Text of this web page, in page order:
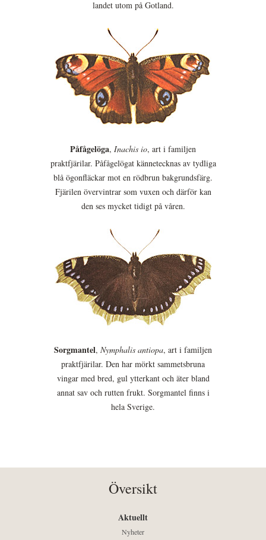
landet utom på Gotland.
Påfågelöga, Inachis io, art i familjen
praktfjärilar. Påfågelögat kännetecknas av tydliga
blå ögonfläckar mot en rödbrun bakgrundsfärg.
Fjärilen övervintrar som vuxen och därför kan
den ses mycket tidigt på våren.
Sorgmantel, Nymphalis antiopa, art i familjen
praktfjärilar. Den har mörkt sammetsbruna
vingar med bred, gul ytterkant och äter bland
annat sav och rutten frukt. Sorgmantel finns i
hela Sverige.
Översikt
Aktuellt
Nyheter